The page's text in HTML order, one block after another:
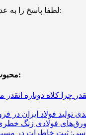
لطفا پاسخ را به عدد انگلیسی وارد کنید:
محبوب‌ترین مطالب مجله:
ورق‌های فولادی زنگ